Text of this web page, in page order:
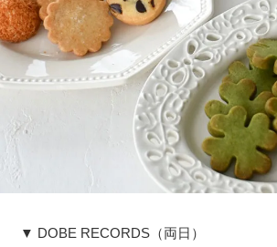
▼ DOBE RECORDS（両日）